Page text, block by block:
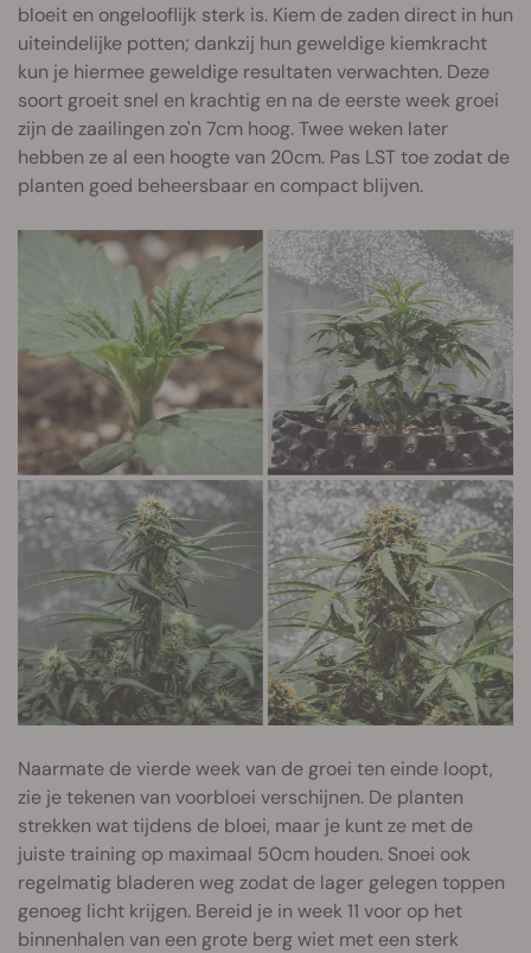
bloeit en ongelooflijk sterk is. Kiem de zaden direct in hun
uiteindelijke potten; dankzij hun geweldige kiemkracht
kun je hiermee geweldige resultaten verwachten. Deze
soort groeit snel en krachtig en na de eerste week groei
zijn de zaailingen zo'n 7cm hoog. Twee weken later
hebben ze al een hoogte van 20cm. Pas LST toe zodat de
planten goed beheersbaar en compact blijven.
Naarmate de vierde week van de groei ten einde loopt,
zie je tekenen van voorbloei verschijnen. De planten
strekken wat tijdens de bloei, maar je kunt ze met de
juiste training op maximaal 50cm houden. Snoei ook
regelmatig bladeren weg zodat de lager gelegen toppen
genoeg licht krijgen. Bereid je in week 11 voor op het
binnenhalen van een grote berg wiet met een sterk